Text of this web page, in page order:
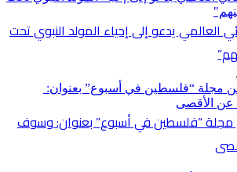
العالمي يدعو إلى إحياء المولد النبوي تحت
(468) من مجلة “فلسطين في أسبوع” بعنوان: وسوف